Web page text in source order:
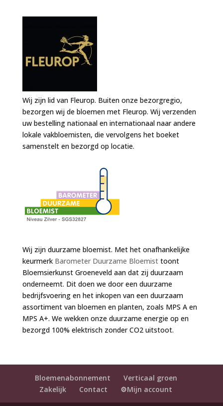
Wij zijn lid van Fleurop. Buiten onze bezorgregio,
bezorgen wij de bloemen met Fleurop. Wij verzenden
uw bestelling nationaal en internationaal naar andere
lokale vakbloemisten, die vervolgens het boeket
samenstelt en bezorgd op locatie.
Wij zijn duurzame bloemist. Met het onafhankelijke
keurmerk Barometer Duurzame Bloemisttoont
Bloemsierkunst Groeneveld aan dat zij duurzaam
onderneemt. Dit doen we door een duurzame
bedrijfsvoering en het inkopen van een duurzaam
assortiment van bloemen en planten, zoals MPS A en
MPS A+. We wekken onze duurzame energie op en
bezorgd 100% elektrisch zonder CO2 uitstoot.
Bloemenabonnement
Verticaal groen
Zakelijk
Contact ⚙️Mijn account